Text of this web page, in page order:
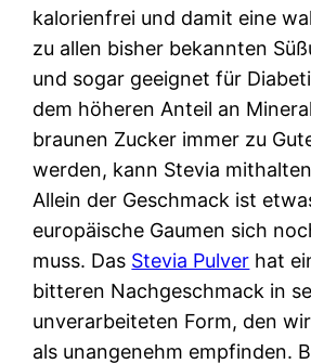
kalorienfrei und damit eine
zu allen bisher bekannten
und sogar geeignet für
dem höheren Anteil an
braunen Zucker immer zu
werden, kann Stevia
Allein der Geschmack ist
europäische Gaumen sich
muss. Das Stevia Pulver hat
bitteren Nachgeschmack in
unverarbeiteten Form, den
als unangenehm empfinden.